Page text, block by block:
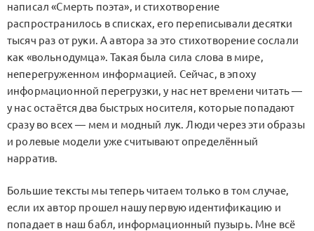
написал «Смерть поэта», и стихотворение
распространилось в списках, его переписывали десятки
тысяч раз от руки. А автора за это стихотворение сослали
как «вольнодумца». Такая была сила слова в мире,
неперегруженном информацией. Сейчас, в эпоху
информационной перегрузки, у нас нет времени читать —
у нас остаётся два быстрых носителя, которые попадают
сразу во всех — мем и модный лук. Люди через эти образы
и ролевые модели уже считывают определённый
нарратив.
Большие тексты мы теперь читаем только в том случае,
если их автор прошел нашу первую идентификацию и
попадает в наш бабл, информационный пузырь. Мне всё